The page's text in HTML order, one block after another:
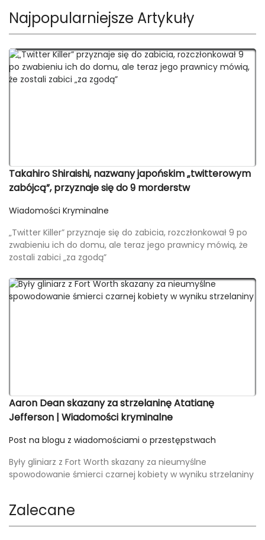
Najpopularniejsze Artykuły
Takahiro Shiraishi, nazwany japońskim „twitterowym
zabójcą”, przyznaje się do 9 morderstw
Wiadomości Kryminalne
„Twitter Killer” przyznaje się do zabicia, rozczłonkował 9 po
zwabieniu ich do domu, ale teraz jego prawnicy mówią, że
zostali zabici „za zgodą”
Aaron Dean skazany za strzelaninę Atatianę
Jefferson | Wiadomości kryminalne
Post na blogu z wiadomościami o przestępstwach
Były gliniarz z Fort Worth skazany za nieumyślne
spowodowanie śmierci czarnej kobiety w wyniku strzelaniny
Zalecane